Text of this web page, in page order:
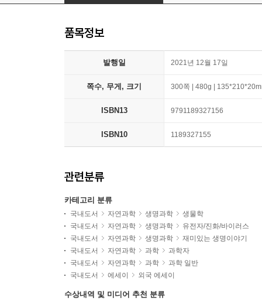
품목정보
발행일 2021년 12월 17일
쪽수, 무게, 크기 300쪽 | 480g |
ISBN13 9791189327156
ISBN10 1189327155
관련분류
카테고리 분류
국내도서 자연과학 생명과학
생물학
국내도서
자연과학 생명과학
유전자/진화/바이러스
국내도서
자연과학 생명과학
재미있는 생명이야기
국내도서
자연과학 과학
과학자
국내도서
자연과학 과학
과학 일반
국내도서
에세이 외국 에세이
수상내역 및 미디어 추천 분류